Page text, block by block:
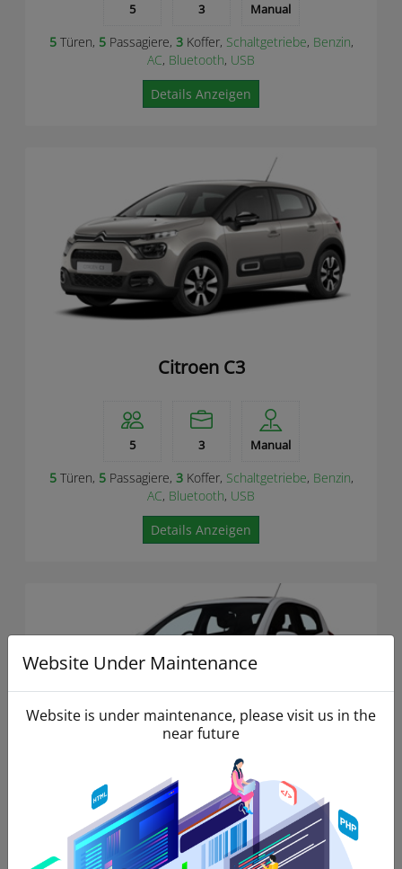
5 3 Manual
5Türen, 5Passagiere, 3Koffer, Schaltgetriebe, Benzin,
AC, Bluetooth, USB
Details Anzeigen
Citroen C3
5 3 Manual
5Türen, 5Passagiere, 3Koffer, Schaltgetriebe, Benzin,
AC, Bluetooth, USB
Details Anzeigen
Hyundai i20
Website Under Maintenance
Website is under maintenance, please visit us in the
near future